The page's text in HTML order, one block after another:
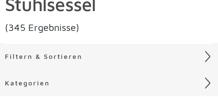
(345 Ergebnisse)
Filtern & Sortieren
Kategorien